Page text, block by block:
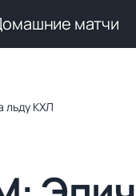
матчи
льду КХЛ